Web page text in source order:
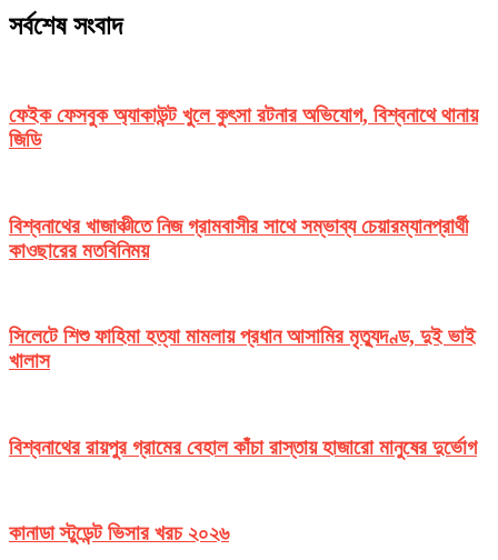
সর্বশেষ সংবাদ
ফেইক ফেসবুক অ্যাকাউন্ট খুলে কুৎসা রটনার অভিযোগ, বিশ্বনাথে থানায়
জিডি
বিশ্বনাথের খাজাঞ্চীতে নিজ গ্রামবাসীর সাথে সম্ভাব্য চেয়ারম্যানপ্রার্থী
কাওছারের মতবিনিময়
সিলেটে শিশু ফাহিমা হত্যা মামলায় প্রধান আসামির মৃত্যুদণ্ড, দুই ভাই
খালাস
বিশ্বনাথের রায়পুর গ্রামের বেহাল কাঁচা রাস্তায় হাজারো মানুষের দুর্ভোগ
কানাডা স্টুডেন্ট ভিসার খরচ ২০২৬